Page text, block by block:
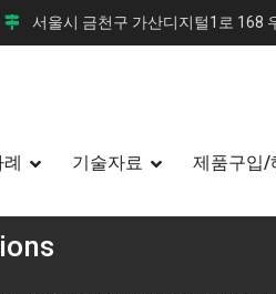
서울시 금천구 가산디지털1로 168
기술자료 제품구입/